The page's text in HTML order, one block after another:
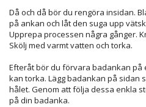
Då och då bör du rengöra insidan.
på ankan och låt den suga upp
Upprepa processen några gånger.
Skölj med varmt vatten och torka.
Efteråt bör du förvara badankan på
kan torka. Lägg badankan på sidan
hålet. Genom att följa dessa enkla
på din badanka.